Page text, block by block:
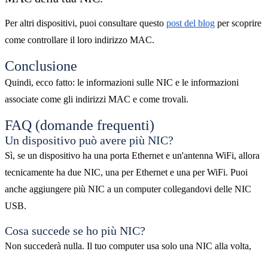
Per altri dispositivi, puoi consultare questo post del blog per scoprire
come controllare il loro indirizzo MAC.
Conclusione
Quindi, ecco fatto: le informazioni sulle NIC e le informazioni
associate come gli indirizzi MAC e come trovali.
FAQ (domande frequenti)
Un dispositivo può avere più NIC?
Sì, se un dispositivo ha una porta Ethernet e un'antenna WiFi, allora
tecnicamente ha due NIC, una per Ethernet e una per WiFi. Puoi
anche aggiungere più NIC a un computer collegandovi delle NIC
USB.
Cosa succede se ho più NIC?
Non succederà nulla. Il tuo computer usa solo una NIC alla volta,